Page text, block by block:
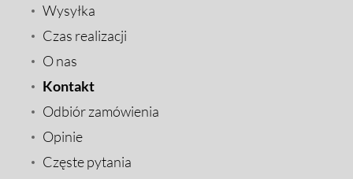
Wysyłka
Czas realizacji
O nas
Kontakt
Odbiór zamówienia
Opinie
Częste pytania